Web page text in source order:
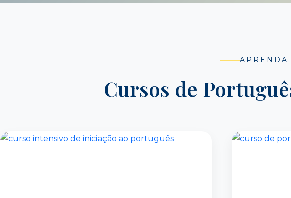
APRENDA
Cursos de